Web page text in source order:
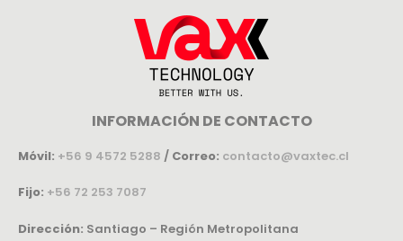
INFORMACIÓN DE CONTACTO
Móvil: +56 9 4572 5288 / Correo: contacto@vaxtec.cl
Fijo: +56 72 253 7087
Dirección: Santiago – Región Metropolitana